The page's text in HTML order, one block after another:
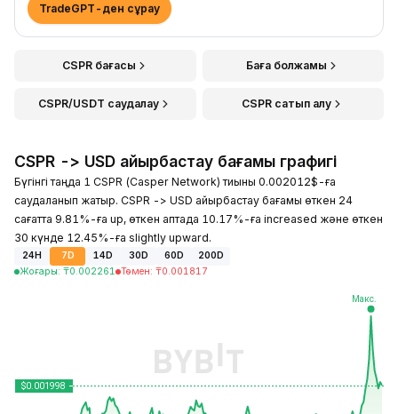
TradeGPT-ден сұрау
CSPR бағасы Баға болжамы
CSPR/USDT саудалау CSPR сатып алу
CSPR -> USD айырбастау бағамы графигі
Бүгінгі таңда 1 CSPR (Casper Network) тиыны 0.002012$-ға
саудаланып жатыр. CSPR -> USD айырбастау бағамы өткен 24
сағатта 9.81%-ға up, өткен аптада 10.17%-ға increased және өткен
30 күнде 12.45%-ға slightly upward.
24H 7D 14D 30D 60D
200D
Жоғары: ₸0.002261 Төмен: ₸0.001817